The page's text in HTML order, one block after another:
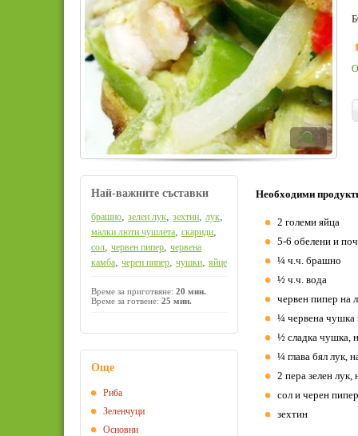
Необходими
2 големи яйца
5-6 обелени и
¼ ч.ч. брашно
½ ч.ч. вода
червен пипер на
¼ червена чушка
½ сладка чушка,
¼ глава бял лук,
2 пера зелен лук,
сол и черен
зехтин
Най-важните съставки
брашно, зелен лук, зехтин, лук,
малки люти чушлета, скариди,
сол, червен пипер, червена
камба, черен пипер, чушки, яйце
Време за приготвяне: 20 мин.
Време за готвене: 25 мин.
Още
Риба
Зеленчуци
Основни